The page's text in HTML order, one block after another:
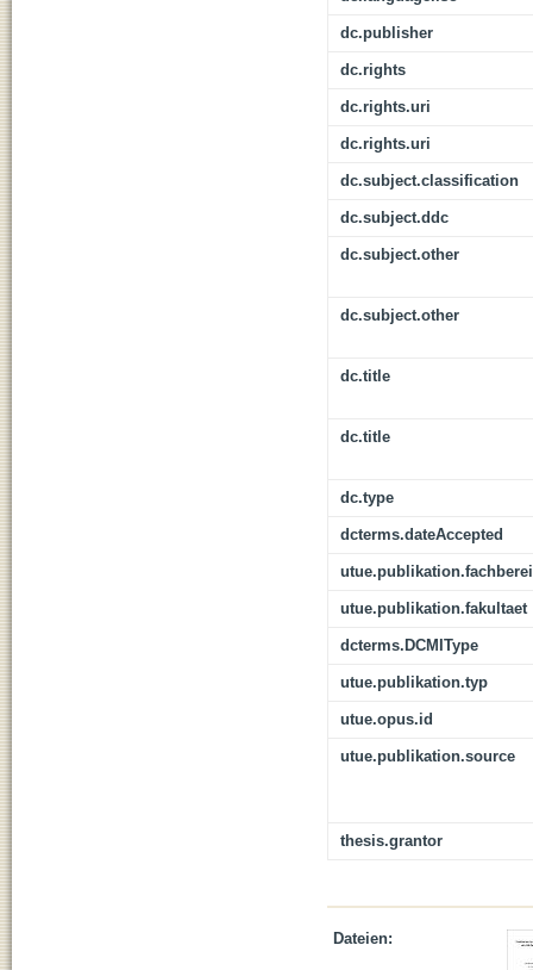
dc.publisher
dc.rights
dc.rights.uri
dc.rights.uri
dc.subject.classification
dc.subject.ddc
dc.subject.other
dc.subject.other
dc.title
dc.title
dc.type
dcterms.dateAccepted
utue.publikation.fakultaet
dcterms.DCMIType
utue.publikation.typ
utue.opus.id
utue.publikation.source
thesis.grantor
Dateien: